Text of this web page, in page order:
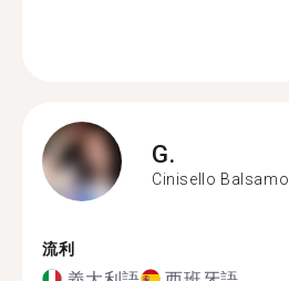
G.
Cinisello Balsamo
流利